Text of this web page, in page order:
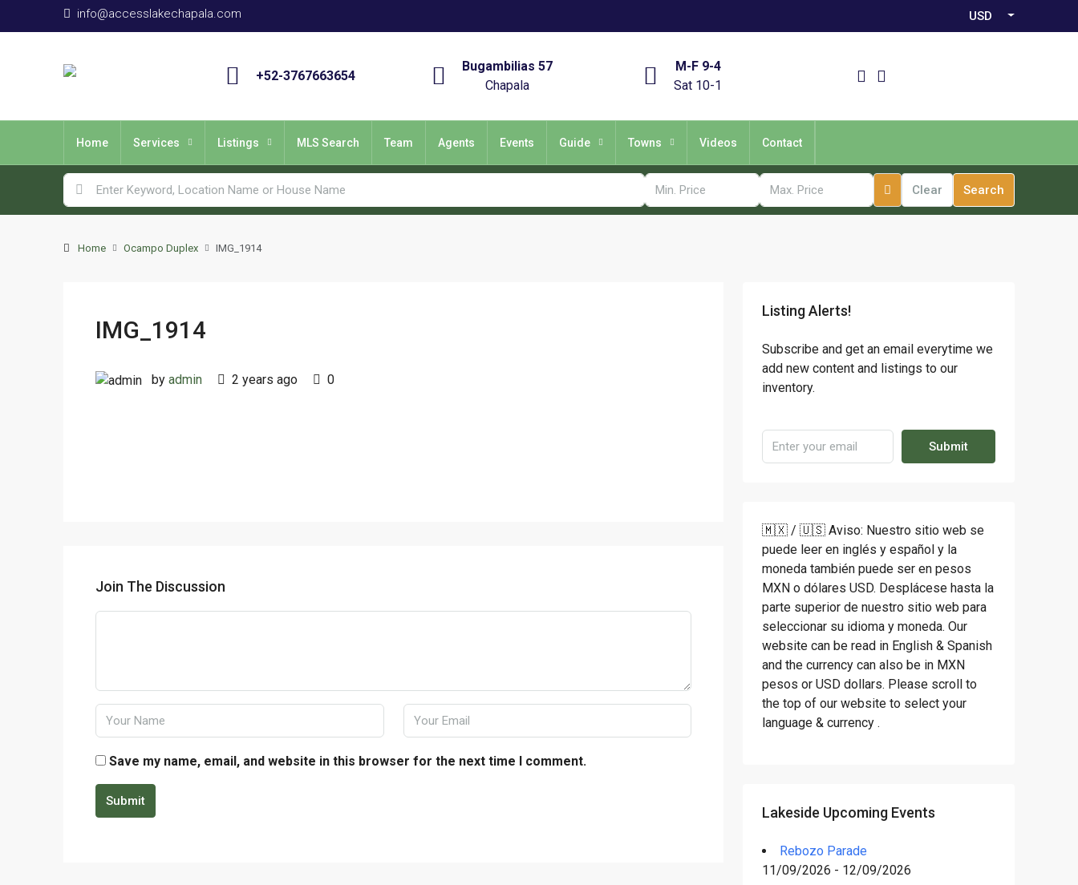
info@accesslakechapala.com USD
+52-3767663654
Bugambilias 57
Chapala
M-F 9-4
Sat 10-1
Home Services Listings MLS Search Team Agents Events Guide Towns Videos Contact
Clear Search
Home Ocampo Duplex IMG_1914
IMG_1914
by admin 2 years ago 0
Join The Discussion
Save my name, email, and website in this browser for the next time I comment.
Submit
Listing Alerts!
Subscribe and get an email everytime we
add new content and listings to our
inventory.
Submit
🇲🇽 / 🇺🇸 Aviso: Nuestro sitio web se
puede leer en inglés y español y la
moneda también puede ser en pesos
MXN o dólares USD. Desplácese hasta la
parte superior de nuestro sitio web para
seleccionar su idioma y moneda. Our
website can be read in English & Spanish
and the currency can also be in MXN
pesos or USD dollars. Please scroll to
the top of our website to select your
language & currency .
Lakeside Upcoming Events
Rebozo Parade
11/09/2026 - 12/09/2026